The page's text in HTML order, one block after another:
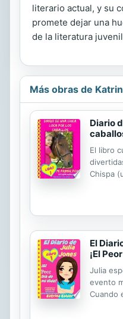
literario actual, y su
promete dejar una
de la literatura
Más obras de
Diario
El libro
Chispa
su
por los
poni
amigas
los
todos
...
El
¡El
Julia
evento
Cuando
mundo